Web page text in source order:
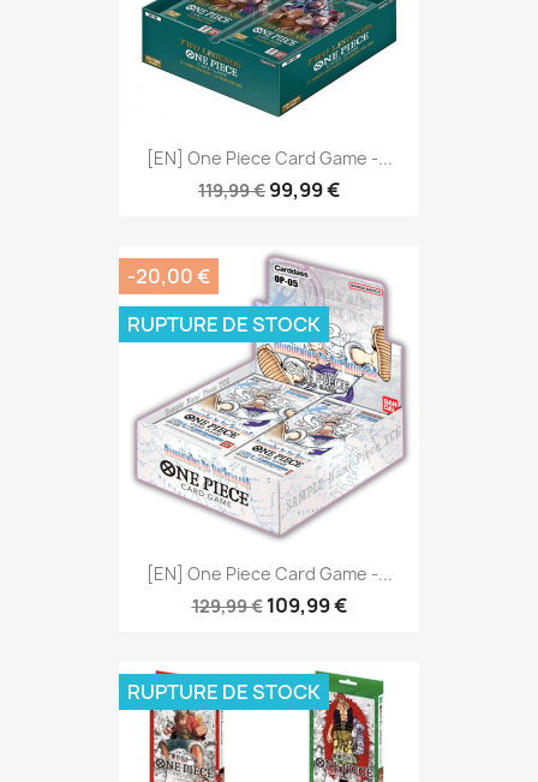
[EN] One Piece Card Game -...
119,99 € 99,99 €
[EN] One Piece Card Game -...
129,99 € 109,99 €
-20,00 €
RUPTURE DE STOCK
RUPTURE DE STOCK